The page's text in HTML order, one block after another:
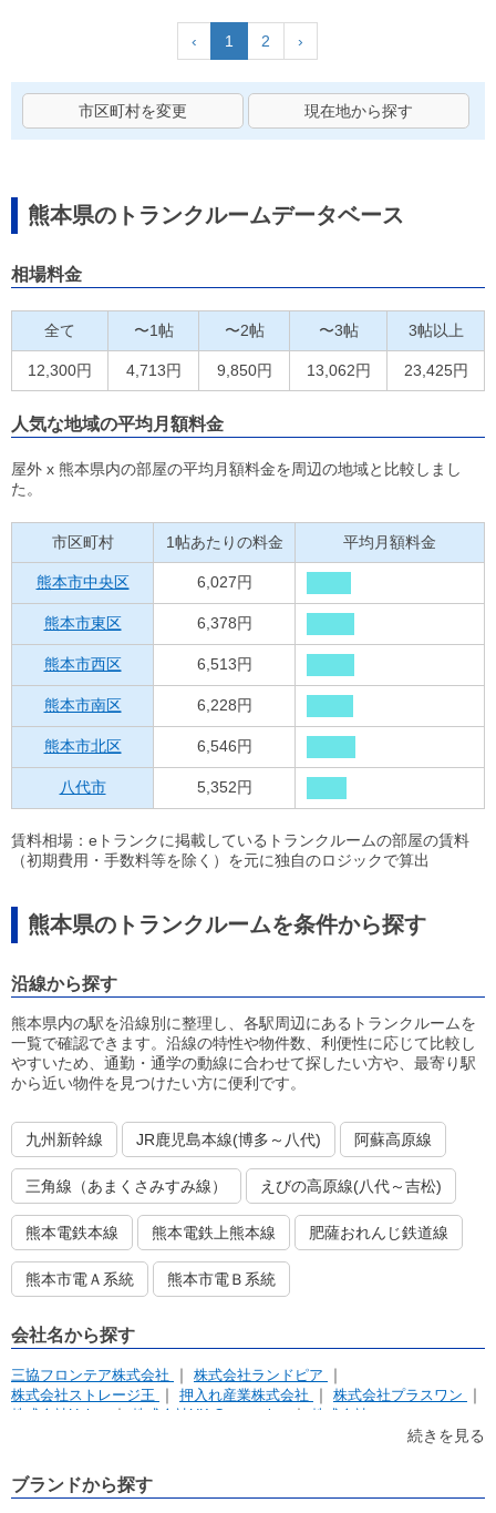
‹ 1 2 ›
市区町村を変更 現在地から探す
熊本県のトランクルームデータベース
相場料金
全て 〜1帖 〜2帖 〜3帖 3帖以上
12,300円 4,713円 9,850円 13,062円 23,425円
人気な地域の平均月額料金
屋外 x 熊本県内の部屋の平均月額料金を周辺の地域と比較しまし
た。
市区町村 1帖あたりの料金 平均月額料金
熊本市中央区 6,027円
熊本市東区 6,378円
熊本市西区 6,513円
熊本市南区 6,228円
熊本市北区 6,546円
八代市 5,352円
賃料相場：eトランクに掲載しているトランクルームの部屋の賃料
（初期費用・手数料等を除く）を元に独自のロジックで算出
熊本県のトランクルームを条件から探す
沿線から探す
熊本県内の駅を沿線別に整理し、各駅周辺にあるトランクルームを
一覧で確認できます。沿線の特性や物件数、利便性に応じて比較し
やすいため、通勤・通学の動線に合わせて探したい方や、最寄り駅
から近い物件を見つけたい方に便利です。
九州新幹線 JR鹿児島本線(博多～八代) 阿蘇高原線
三角線（あまくさみすみ線） えびの高原線(八代～吉松)
熊本電鉄本線 熊本電鉄上熊本線 肥薩おれんじ鉄道線
熊本市電Ａ系統 熊本市電Ｂ系統
会社名から探す
三協フロンテア株式会社
株式会社ランドピア
株式会社ストレージ王
押入れ産業株式会社
株式会社プラスワン
株式会社Heiwa
株式会社UK Corporation 株式会社 Ｕ．Ｋ
続きを見る
ブランドから探す